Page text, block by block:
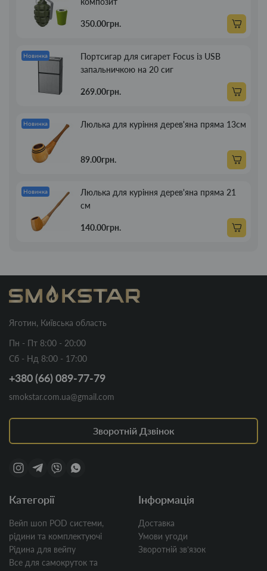
350.00грн.
Новинка
Портсигар для сигарет Focus із USB
запальничкою на 20 сиг
269.00грн.
Новинка Люлька для куріння дерев'яна пряма 13см
89.00грн.
Новинка
Люлька для куріння дерев'яна пряма 21
см
140.00грн.
Яготин, Київська область
Пн - Пт 8:00 - 20:00
Сб - Нд 8:00 - 17:00
+380 (66) 089-77-79
smokstar.com.ua@gmail.com
Зворотній Дзвінок
Категорії
Вейп шоп POD системи,
рідини та комплектуючі
Рідина для вейпу
Все для самокруток та
Інформація
Доставка
Умови угоди
Зворотній звʼязок